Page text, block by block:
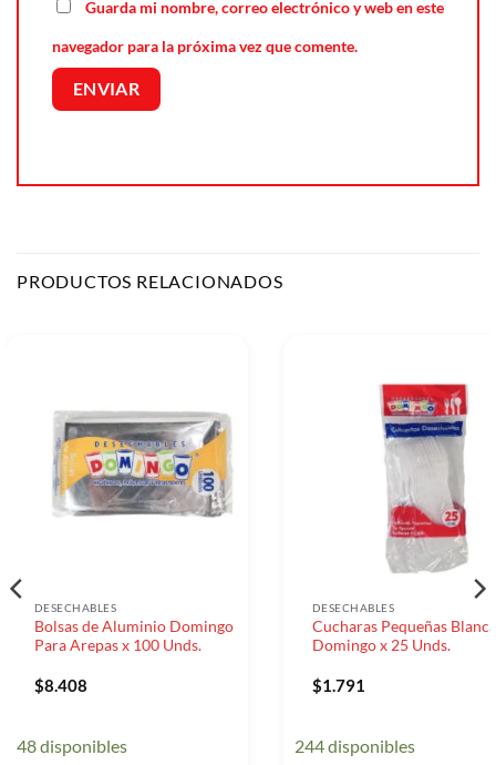
Guarda mi nombre, correo electrónico y web en este
navegador para la próxima vez que comente.
PRODUCTOS RELACIONADOS
DESECHABLES
Bolsas de Aluminio Domingo
Para Arepas x 100 Unds.
$8.408
48 disponibles
DESECHABLES
Cucharas Pequeñas Blanca
Domingo x 25 Unds.
$1.791
244 disponibles